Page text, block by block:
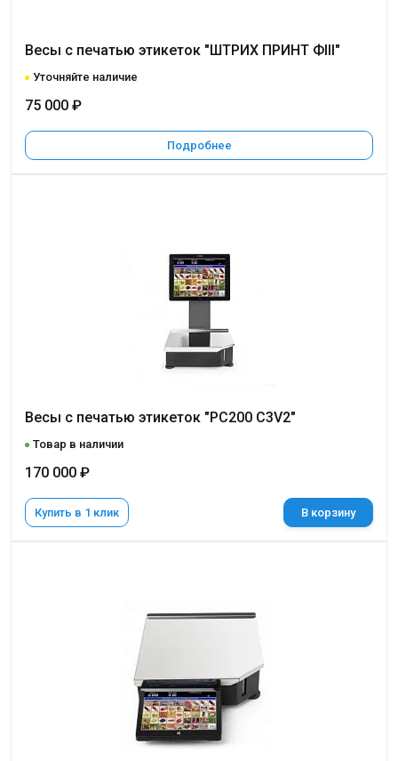
Весы с печатью этикеток "ШТРИХ ПРИНТ ФIII"
Уточняйте наличие
75 000 ₽
Подробнее
Весы с печатью этикеток "PC200 C3V2"
Товар в наличии
170 000 ₽
Купить в 1 клик В корзину